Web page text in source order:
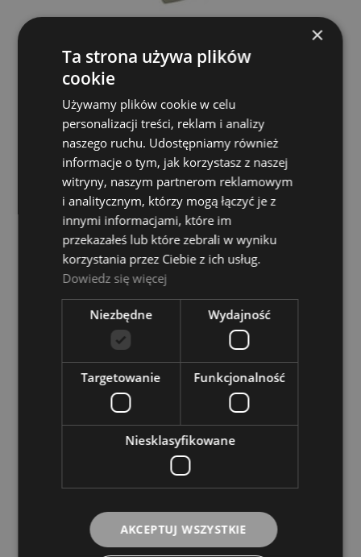
Mes BDC10 Bass Drum Claw Uchwyt do
bębna basowego
MES
10,00 zł
DO KOSZYKA
Mes HP20
MES
×
Ta strona używa plików
cookie
Używamy plików cookie w celu
personalizacji treści, reklam i analizy
naszego ruchu. Udostępniamy również
informacje o tym, jak korzystasz z naszej
witryny, naszym partnerom reklamowym
i analitycznym, którzy mogą łączyć je z
innymi informacjami, które im
przekazałeś lub które zebrali w wyniku
korzystania przez Ciebie z ich usług.
Dowiedz się więcej
Niezbędne Wydajność
Targetowanie Funkcjonalność
Niesklasyfikowane
AKCEPTUJ WSZYSTKIE